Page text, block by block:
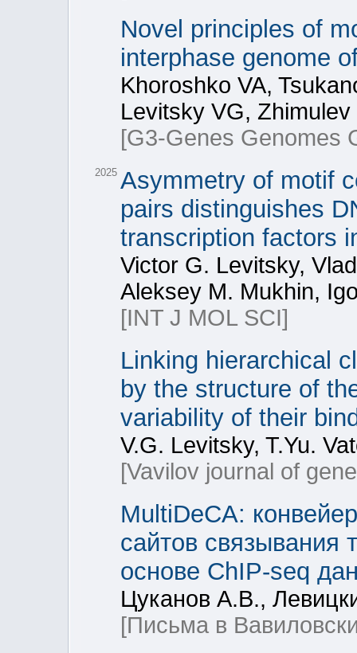
Novel principles of
interphase genome
Khoroshko VA,
Levitsky VG, Zhimulev
[G3-Genes Genomes
2025 Asymmetry of motif
pairs distinguishes
transcription factors
Victor G. Levitsky,
Aleksey M. Mukhin,
[INT J MOL SCI]
Linking hierarchical
by the structure of
variability of their
V.G. Levitsky, T.Yu.
[Vavilov journal of
MultiDeCA:
сайтов связывания
основе ChIP-seq
Цуканов А.В.,
[Письма в